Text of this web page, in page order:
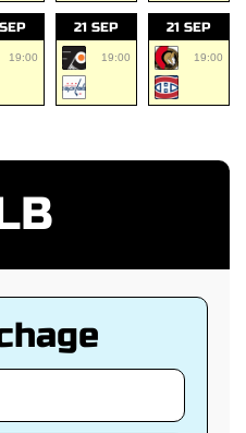
19:00
21 SEP
19:00
21 SEP
19:00